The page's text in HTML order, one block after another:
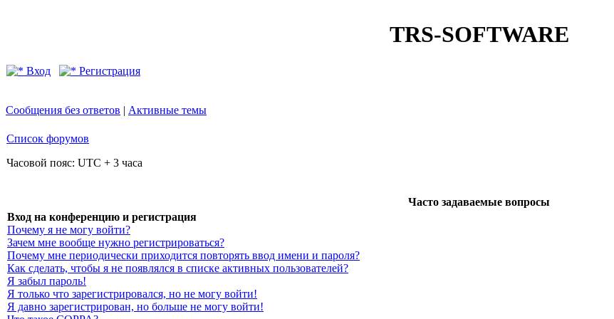
TRS-SOFTWARE
Вход Регистрация
Сообщения без ответов | Активные темы
Список форумов
Часовой пояс: UTC + 3 часа
Часто задаваемые вопросы
Вход на конференцию и регистрация
Почему я не могу войти?
Зачем мне вообще нужно регистрироваться?
Почему мне периодически приходится повторять ввод имени и пароля?
Как сделать, чтобы я не появлялся в списке активных пользователей?
Я забыл пароль!
Я только что зарегистрировался, но не могу войти!
Я давно зарегистрирован, но больше не могу войти!